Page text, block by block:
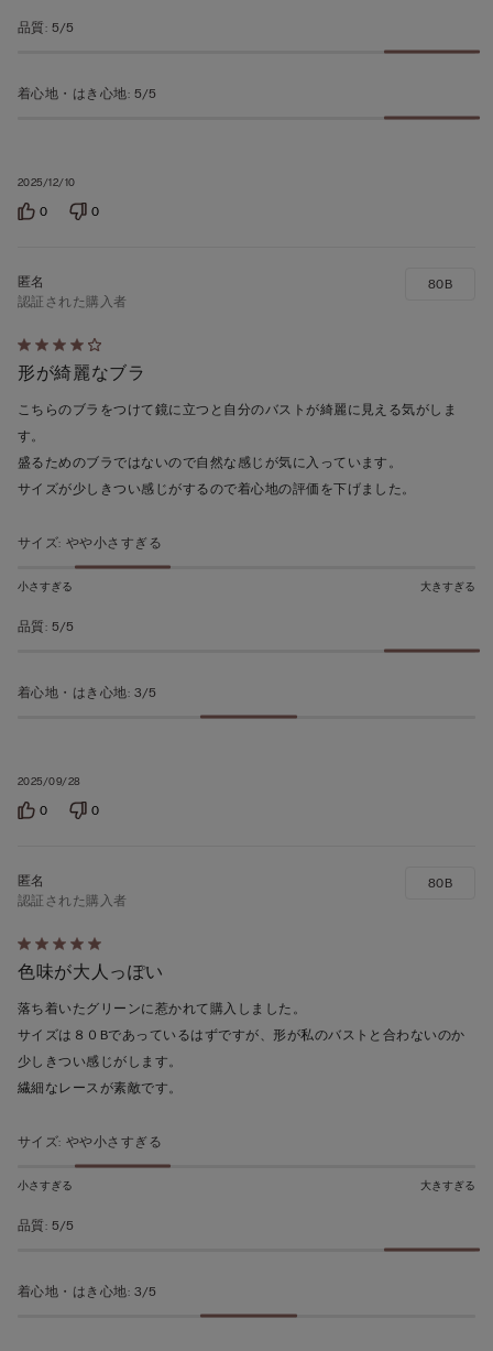
評
2025/12/10
品質: 5/5
着心地・はき心地: 5/5
0 0
5
段
階
の
う
ち
の
価
2025/09/28
認証された購入者
形が綺麗なブラ
こちらのブラをつけて鏡に立つと自分のバストが綺麗に見える気がしま
す。
盛るためのブラではないので自然な感じが気に入っています。
サイズが少しきつい感じがするので着心地の評価を下げました。
80B
サイズ: やや小さすぎる
小さすぎる 大きすぎる
品質: 5/5
着心地・はき心地: 3/5
0 0
5
段
階
の
う
ち
の
価
認証された購入者
色味が大人っぽい
落ち着いたグリーンに惹かれて購入しました。
サイズは８０Bであっているはずですが、形が私のバストと合わないのか
少しきつい感じがします。
繊細なレースが素敵です。
80B
サイズ: やや小さすぎる
小さすぎる 大きすぎる
品質: 5/5
着心地・はき心地: 3/5